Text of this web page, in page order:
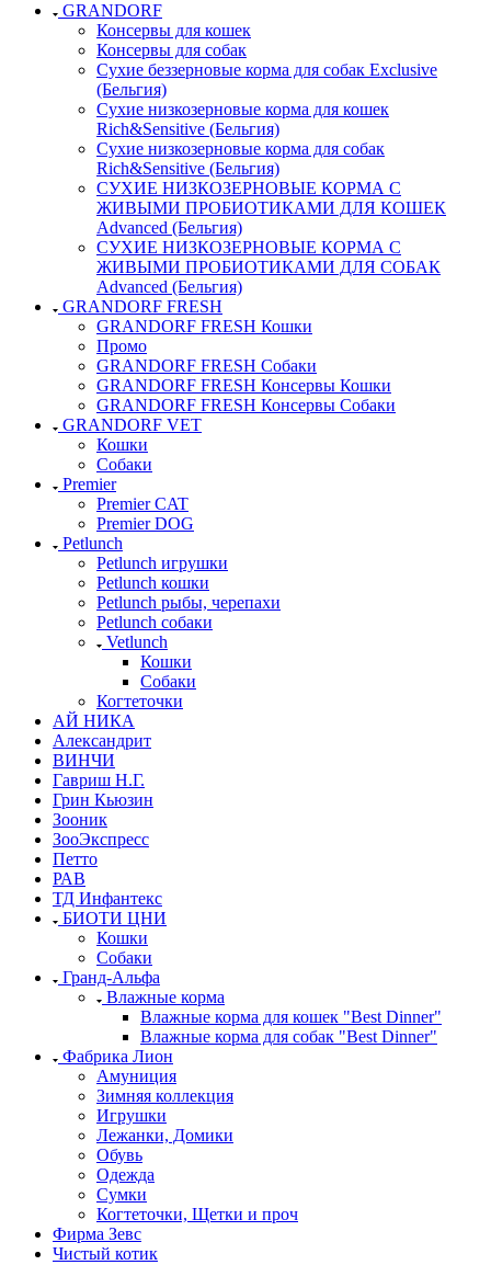
GRANDORF
Консервы для кошек
Консервы для собак
Сухие беззерновые корма для собак Exclusive
(Бельгия)
Сухие низкозерновые корма для кошек
Rich&Sensitive (Бельгия)
Сухие низкозерновые корма для собак
Rich&Sensitive (Бельгия)
СУХИЕ НИЗКОЗЕРНОВЫЕ КОРМА С
ЖИВЫМИ ПРОБИОТИКАМИ ДЛЯ КОШЕК
Advanced (Бельгия)
СУХИЕ НИЗКОЗЕРНОВЫЕ КОРМА С
ЖИВЫМИ ПРОБИОТИКАМИ ДЛЯ СОБАК
Advanced (Бельгия)
GRANDORF FRESH
GRANDORF FRESH Кошки
Промо
GRANDORF FRESH Собаки
GRANDORF FRESH Консервы Кошки
GRANDORF FRESH Консервы Собаки
GRANDORF VET
Кошки
Собаки
Premier
Premier CAT
Premier DOG
Petlunch
Petlunch игрушки
Petlunch кошки
Petlunch рыбы, черепахи
Petlunch собаки
Vetlunch
Кошки
Собаки
Когтеточки
АЙ НИКА
Александрит
ВИНЧИ
Гавриш Н.Г.
Грин Кьюзин
Зооник
ЗооЭкспресс
Петто
РАВ
ТД Инфантекс
БИОТИ ЦНИ
Кошки
Собаки
Гранд-Альфа
Влажные корма
Влажные корма для кошек "Best Dinner"
Влажные корма для собак "Best Dinner"
Фабрика Лион
Амуниция
Зимняя коллекция
Игрушки
Лежанки, Домики
Обувь
Одежда
Сумки
Когтеточки, Щетки и проч
Фирма Зевс
Чистый котик